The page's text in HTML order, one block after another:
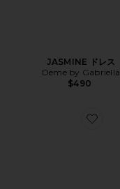
JASMINE ドレス
Deme by Gabriella
$490